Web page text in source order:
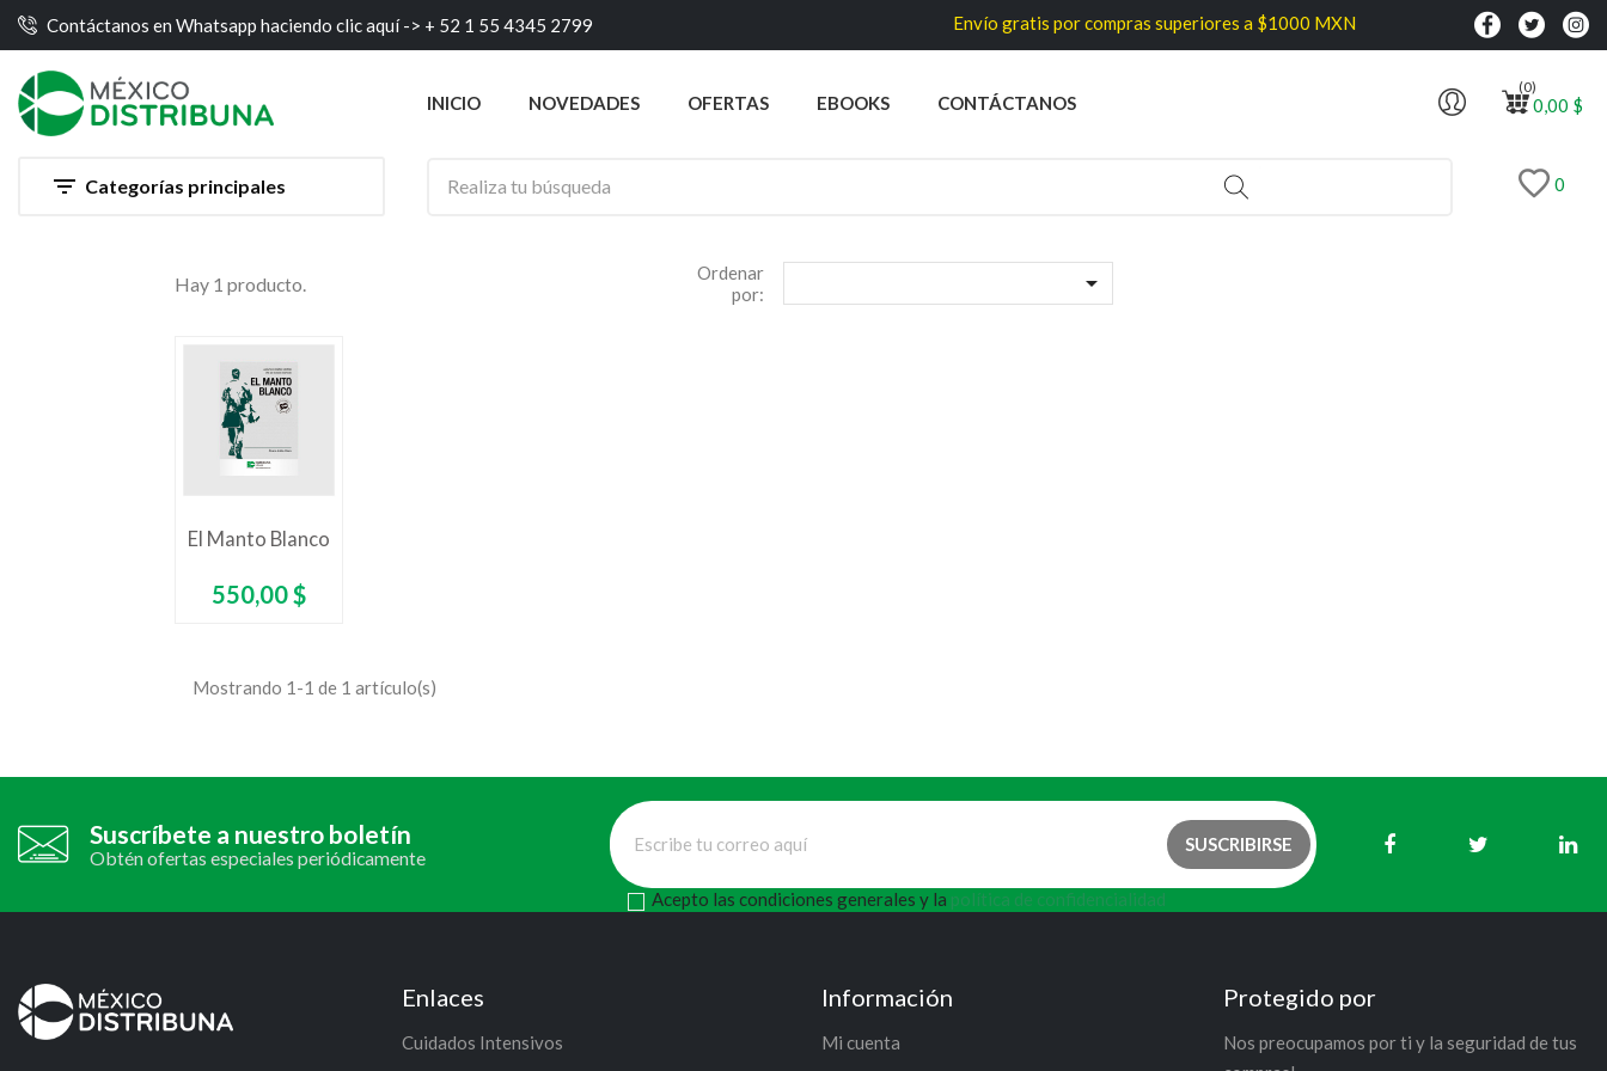
Contáctanos en Whatsapp haciendo clic aquí -> + 52 1 55 4345 2799 Envío gratis por compras superiores a $1000 MXN
INICIO NOVEDADES OFERTAS EBOOKS CONTÁCTANOS 0,00 $
(0)
 Categorías principales 0
Hay 1 producto.
Ordenar
por:

El Manto Blanco
Precio
550,00 $
Mostrando 1-1 de 1 artículo(s)
Suscríbete a nuestro boletín
Obtén ofertas especiales periódicamente
Acepto las condiciones generales y la política de confidencialidad
Enlaces
Cuidados Intensivos
Información
Mi cuenta
Protegido por
Nos preocupamos por ti y la seguridad de tus